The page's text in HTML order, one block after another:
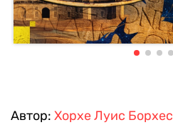
Автор: Хорхе Луис Борхес